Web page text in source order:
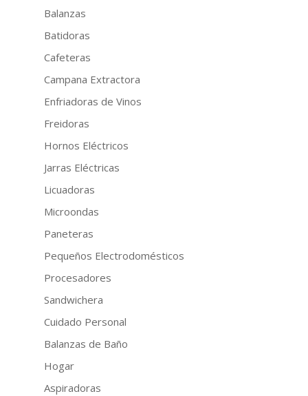
Balanzas
Batidoras
Cafeteras
Campana Extractora
Enfriadoras de Vinos
Freidoras
Hornos Eléctricos
Jarras Eléctricas
Licuadoras
Microondas
Paneteras
Pequeños Electrodomésticos
Procesadores
Sandwichera
Cuidado Personal
Balanzas de Baño
Hogar
Aspiradoras